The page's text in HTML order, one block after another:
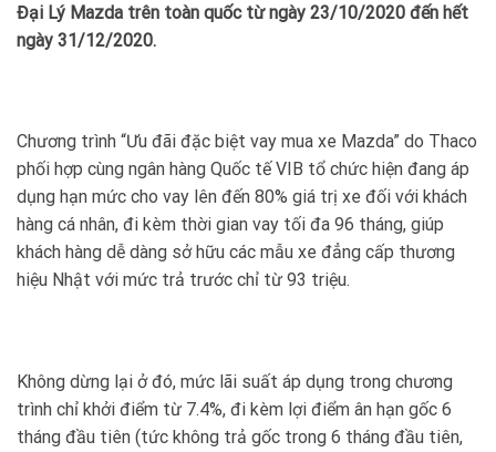
Đại Lý Mazda trên toàn quốc từ ngày 23/10/2020 đến hết
ngày 31/12/2020.
Chương trình “Ưu đãi đặc biệt vay mua xe Mazda” do Thaco
phối hợp cùng ngân hàng Quốc tế VIB tổ chức hiện đang áp
dụng hạn mức cho vay lên đến 80% giá trị xe đối với khách
hàng cá nhân, đi kèm thời gian vay tối đa 96 tháng, giúp
khách hàng dễ dàng sở hữu các mẫu xe đẳng cấp thương
hiệu Nhật với mức trả trước chỉ từ 93 triệu.
Không dừng lại ở đó, mức lãi suất áp dụng trong chương
trình chỉ khởi điểm từ 7.4%, đi kèm lợi điểm ân hạn gốc 6
tháng đầu tiên (tức không trả gốc trong 6 tháng đầu tiên,